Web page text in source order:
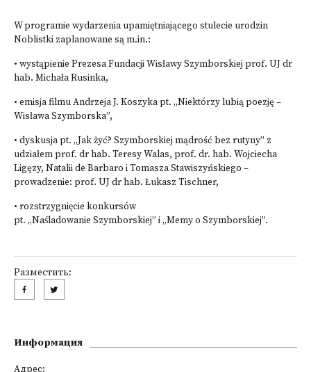
W programie wydarzenia upamiętniającego stulecie urodzin
Noblistki zaplanowane są m.in.:
• wystąpienie Prezesa Fundacji Wisławy Szymborskiej prof. UJ dr
hab. Michała Rusinka,
• emisja filmu Andrzeja J. Koszyka pt. „Niektórzy lubią poezję –
Wisława Szymborska”,
• dyskusja pt. „Jak żyć? Szymborskiej mądrość bez rutyny” z
udziałem prof. dr hab. Teresy Walas, prof. dr. hab. Wojciecha
Ligęzy, Natalii de Barbaro i Tomasza Stawiszyńskiego –
prowadzenie: prof. UJ dr hab. Łukasz Tischner,
• rozstrzygnięcie konkursów
pt. „Naśladowanie Szymborskiej” i „Memy o Szymborskiej”.
Разместить:
Информация
Адрес: